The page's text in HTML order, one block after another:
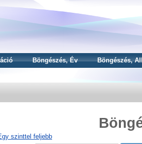
Böngészés, Év
Böngészés,
szinttel feljebb